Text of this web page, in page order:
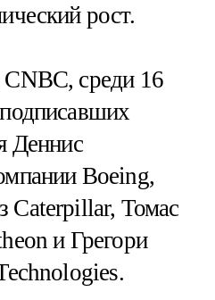
рост.
среди 16
Деннис
Boeing,
Caterpillar, Томас
и Грегори